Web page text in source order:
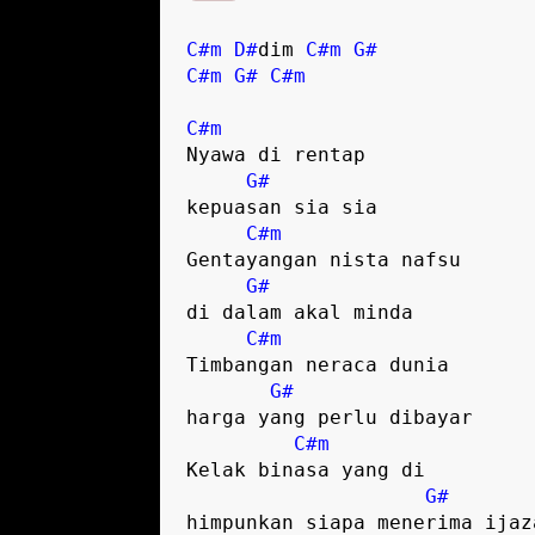
C#m D#dim C#m G#
C#m G# C#m
C#m
Nyawa di rentap
G#
kepuasan sia sia
C#m
Gentayangan nista nafsu
G#
di dalam akal minda
C#m
Timbangan neraca dunia
G#
harga yang perlu dibayar
C#m
Kelak binasa yang di
G#
himpunkan siapa menerima